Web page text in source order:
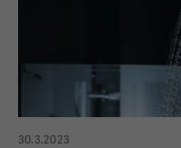
30.3.2023